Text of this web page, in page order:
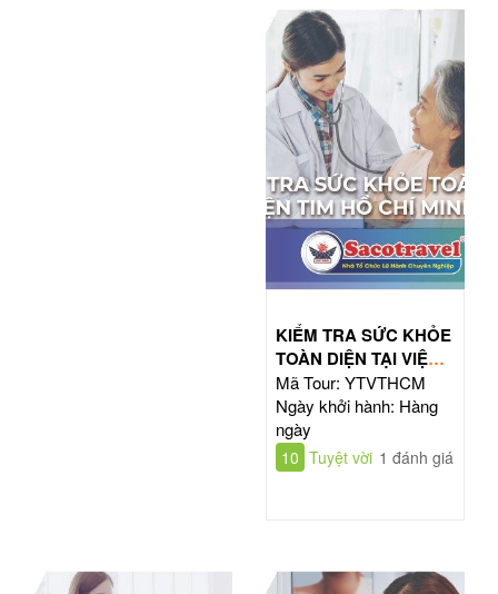
KIỂM TRA SỨC KHỎE
TOÀN DIỆN TẠI VIỆN
TIM HỒ CHÍ MINH
Mã Tour: YTVTHCM
Ngày khởi hành: Hàng
ngày
10 Tuyệt vời 1 đánh giá